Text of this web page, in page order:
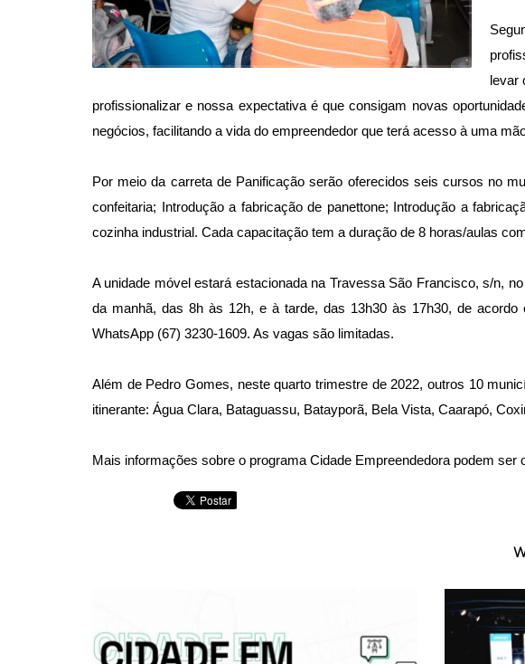
levar
profissionalizar e nossa expectativa é que consigam novas
negócios, facilitando a vida do empreendedor que terá acesso à uma
Por meio da carreta de Panificação serão oferecidos seis cursos no
confeitaria; Introdução a fabricação de panettone; Introdução a
cozinha industrial. Cada capacitação tem a duração de 8 horas/aulas
A unidade móvel estará estacionada na Travessa São Francisco, s/n,
da manhã, das 8h às 12h, e à tarde, das 13h30 às 17h30, de
WhatsApp (67) 3230-1609. As vagas são limitadas.
Além de Pedro Gomes, neste quarto trimestre de 2022, outros 10
itinerante: Água Clara, Bataguassu, Batayporã, Bela Vista, Caarapó,
Mais informações sobre o programa Cidade Empreendedora podem